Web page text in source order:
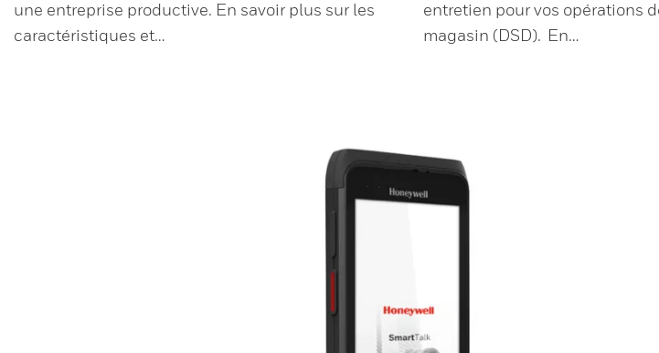
une entreprise productive. En savoir plus sur les
caractéristiques et…
entretien pour vos opérations de livraison en
magasin (DSD). En…